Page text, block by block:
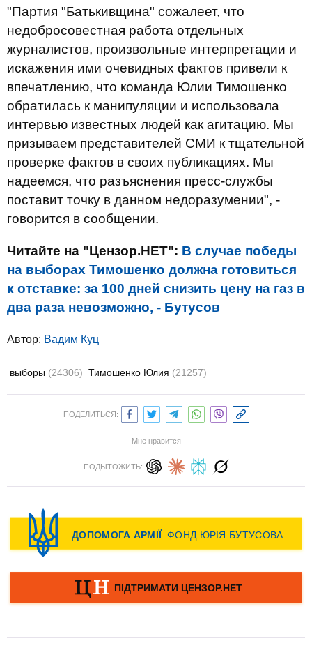
"Партия "Батькивщина" сожалеет, что
недобросовестная работа отдельных
журналистов, произвольные интерпретации и
искажения ими очевидных фактов привели к
впечатлению, что команда Юлии Тимошенко
обратилась к манипуляции и использовала
интервью известных людей как агитацию. Мы
призываем представителей СМИ к тщательной
проверке фактов в своих публикациях. Мы
надеемся, что разъяснения пресс-службы
поставит точку в данном недоразумении", -
говорится в сообщении.
Читайте на "Цензор.НЕТ": В случае победы
на выборах Тимошенко должна готовиться
к отставке: за 100 дней снизить цену на газ в
два раза невозможно, - Бутусов
Автор: Вадим Куц
выборы (24306) Тимошенко Юлия (21257)
ПОДЕЛИТЬСЯ:
Мне нравится
ПОДЫТОЖИТЬ: